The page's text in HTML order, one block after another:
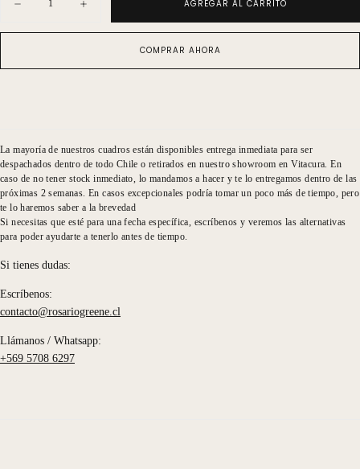
Disminuir
para
blanco
Aumentar
cantidad
para
blanco
AGREGAR AL CARRITO
COMPRAR AHORA
La mayoría de nuestros cuadros están disponibles entrega inmediata para ser
despachados dentro de todo Chile o retirados en nuestro showroom en Vitacura. En
caso de no tener stock inmediato, lo mandamos a hacer y te lo entregamos dentro de las
próximas 2 semanas. En casos excepcionales podría tomar un poco más de tiempo, pero
te lo haremos saber a la brevedad
Si necesitas que esté para una fecha específica, escríbenos y veremos las alternativas
para poder ayudarte a tenerlo antes de tiempo.
Si tienes dudas:
Escríbenos:
contacto@rosariogreene.cl
Llámanos / Whatsapp:
+569 5708 6297